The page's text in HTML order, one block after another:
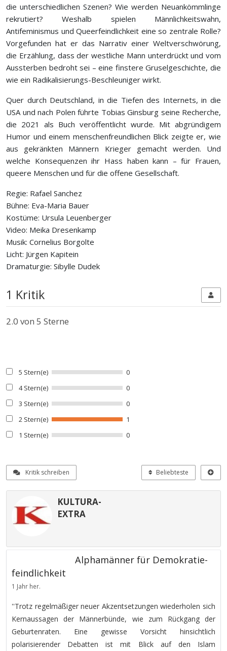
die unterschiedlichen Szenen? Wie werden Neuankömmlinge
rekrutiert? Weshalb spielen Männlichkeitswahn,
Antifeminismus und Queerfeindlichkeit eine so zentrale Rolle?
Vorgefunden hat er das Narrativ einer Weltverschwörung,
die Erzählung, dass der westliche Mann unterdrückt und vom
Aussterben bedroht sei – eine finstere Gruselgeschichte, die
wie ein Radikalisierungs-Beschleuniger wirkt.
Quer durch Deutschland, in die Tiefen des Internets, in die
USA und nach Polen führte Tobias Ginsburg seine Recherche,
die 2021 als Buch veröffentlicht wurde. Mit abgründigem
Humor und einem menschenfreundlichen Blick zeigte er, wie
aus gekränkten Männern Krieger gemacht werden. Und
welche Konsequenzen ihr Hass haben kann – für Frauen,
queere Menschen und für die offene Gesellschaft.
Regie: Rafael Sanchez
Bühne: Eva-Maria Bauer
Kostüme: Ursula Leuenberger
Video: Meika Dresenkamp
Musik: Cornelius Borgolte
Licht: Jürgen Kapitein
Dramaturgie: Sibylle Dudek
1 Kritik
2.0 von 5 Sterne
5 Stern(e)
0
4 Stern(e)
0
3 Stern(e)
0
2 Stern(e)
1
1 Stern(e)
0
Kritik schreiben Beliebteste
KULTURA-
EXTRA
Alphamänner für Demokratie-
feindlichkeit
1 Jahr her.
''Trotz regelmäßiger neuer Akzentsetzungen wiederholen sich
Kernaussagen der Männerbünde, wie zum Rückgang der
Geburtenraten. Eine gewisse Vorsicht hinsichtlich
polarisierender Debatten ist mit Blick auf den Islam